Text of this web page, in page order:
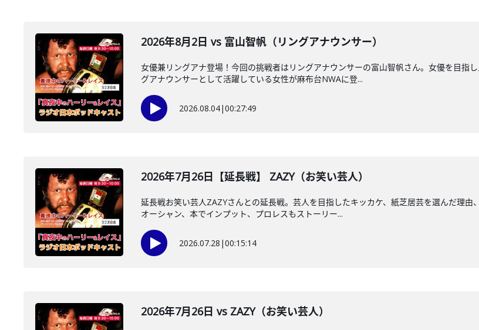
2026年8月2日 vs 富山智帆（リングアナウンサー）
女優兼リングアナ登場！今回の挑戦者はリングアナウンサーの富山智帆さん。女優を目指
グアナウンサーとして活躍している女性が麻布台NWAに登...
2026.08.04|00:27:49
2026年7月26日【延長戦】 ZAZY（お笑い芸人）
延長戦お笑い芸人ZAZYさんとの延長戦。芸人を目指したキッカケ、紙芝居芸を選んだ理
オーシャン、本でインプット、プロレスもストーリー...
2026.07.28 |00:15:14
2026年7月26日 vs ZAZY（お笑い芸人）